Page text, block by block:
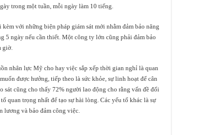
trong một tuần, mỗi ngày làm 10 tiếng.
với những biện pháp giám sát mới nhằm đảm bảo năng
5 ngày nếu cần thiết. Một công ty lớn cũng phải đảm bảo
giờ.
nhân lực Mỹ cho hay việc sắp xếp thời gian nghỉ là quan
được hưởng, tiếp theo là sức khỏe, sự linh hoạt để cân
cũng cho thấy 72% người lao động cho rằng vấn đề đối
quan trọng nhất để tạo sự hài lòng. Các yếu tố khác là sự
lương và bảo đảm công việc.